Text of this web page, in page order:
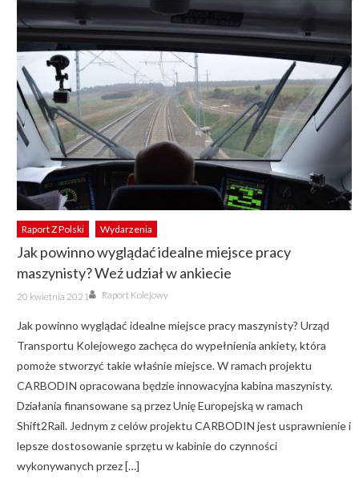
Raport Z Polski Wydarzenia
Jak powinno wyglądać idealne miejsce pracy
maszynisty? Weź udział w ankiecie
Posted
on
20 kwietnia 2021 Author
Raport Kolejowy
Jak powinno wyglądać idealne miejsce pracy maszynisty? Urząd
Transportu Kolejowego zachęca do wypełnienia ankiety, która
pomoże stworzyć takie właśnie miejsce. W ramach projektu
CARBODIN opracowana będzie innowacyjna kabina maszynisty.
Działania finansowane są przez Unię Europejską w ramach
Shift2Rail. Jednym z celów projektu CARBODIN jest usprawnienie i
lepsze dostosowanie sprzętu w kabinie do czynności
wykonywanych przez […]